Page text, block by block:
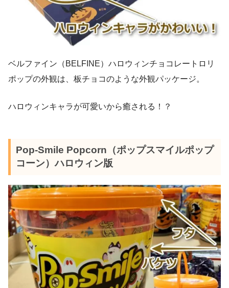
ベルファイン（BELFINE）ハロウィンチョコレートロリ
ポップの外観は、板チョコのような外観パッケージ。
ハロウィンキャラが可愛いから癒される！？
Pop-Smile Popcorn（ポップスマイルポップ
コーン）ハロウィン版